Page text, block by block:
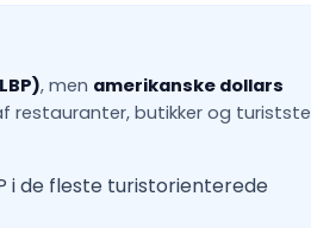
, men amerikanske dollars
restauranter, butikker og
i de fleste turistorienterede